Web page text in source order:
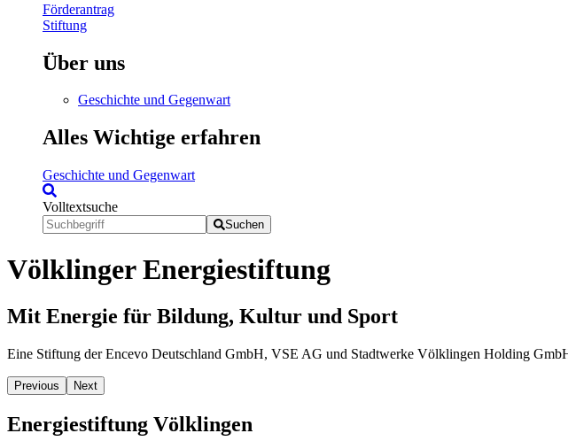
Förderantrag
Stiftung
Über uns
Geschichte und Gegenwart
Alles Wichtige erfahren
Geschichte und Gegenwart
Volltextsuche
Suchen
Völklinger Energiestiftung
Mit Energie für Bildung, Kultur und Sport
Eine Stiftung der Encevo Deutschland GmbH, VSE AG und Stadtwerke Völklingen Holding
Previous Next
Energiestiftung Völklingen